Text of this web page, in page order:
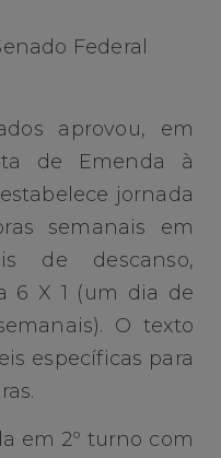
Federal
aprovou, em
de Emenda à
jornada
semanais em
de descanso,
6 X 1 (um dia de
O texto
específicas para
em 2º turno com